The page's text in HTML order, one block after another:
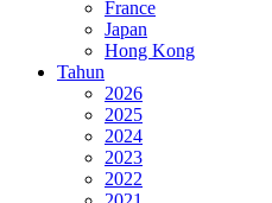
France
Japan
Hong Kong
Tahun
2026
2025
2024
2023
2022